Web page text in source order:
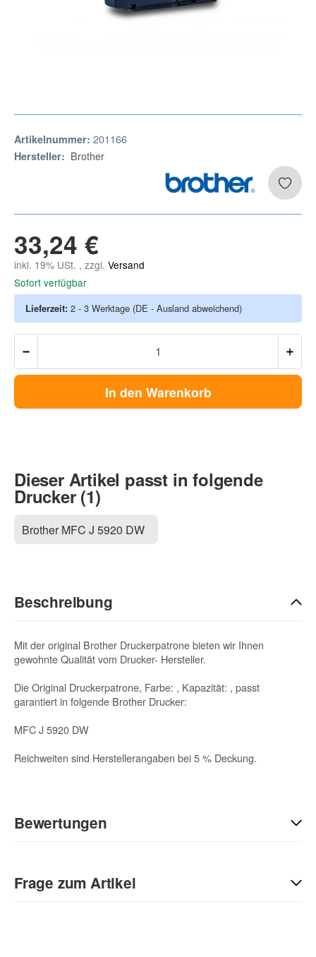
Artikelnummer: 201166
Hersteller: Brother
33,24 €
inkl. 19% USt. , zzgl. Versand
Sofort verfügbar
Lieferzeit: 2 - 3 Werktage (DE - Ausland abweichend)
In den Warenkorb
Dieser Artikel passt in folgende
Drucker (1)
Brother MFC J 5920 DW
Beschreibung
Mit der original Brother Druckerpatrone bieten wir Ihnen
gewohnte Qualität vom Drucker- Hersteller.
Die Original Druckerpatrone, Farbe: , Kapazität: , passt
garantiert in folgende Brother Drucker:
MFC J 5920 DW
Reichweiten sind Herstellerangaben bei 5 % Deckung.
Bewertungen
Sie Anderen bei der Kaufentscheidung:
Frage zum Artikel